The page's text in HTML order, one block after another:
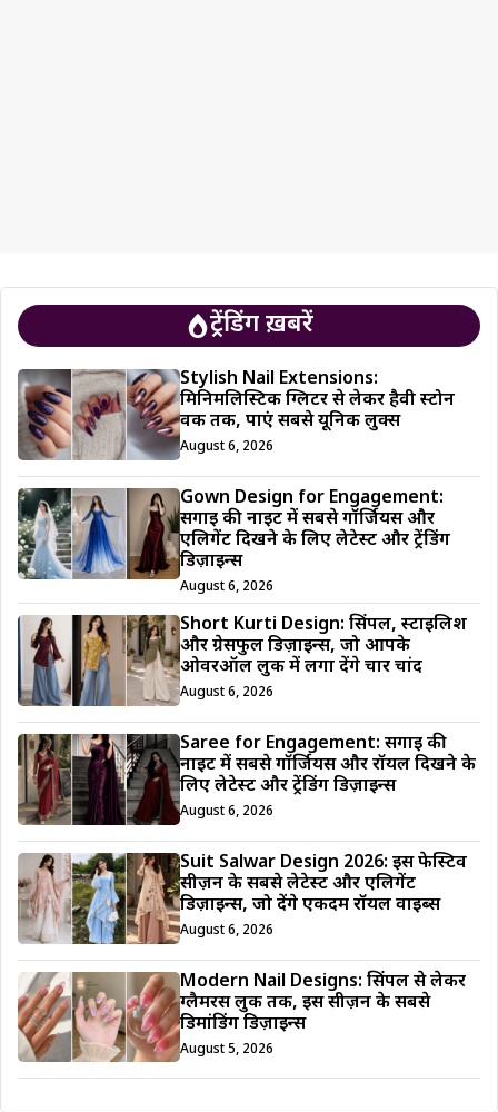
ट्रेंडिंग ख़बरें
Stylish Nail Extensions:
मिनिमलिस्टिक ग्लिटर से लेकर हैवी स्टोन
वर्क तक, पाएं सबसे यूनिक लुक्स
August 6, 2026
Gown Design for Engagement:
सगाई की नाइट में सबसे गॉर्जियस और
एलिगेंट दिखने के लिए लेटेस्ट और ट्रेंडिंग
डिज़ाइन्स
August 6, 2026
Short Kurti Design: सिंपल, स्टाइलिश
और ग्रेसफुल डिज़ाइन्स, जो आपके
ओवरऑल लुक में लगा देंगे चार चांद
August 6, 2026
Saree for Engagement: सगाई की
नाइट में सबसे गॉर्जियस और रॉयल दिखने के
लिए लेटेस्ट और ट्रेंडिंग डिज़ाइन्स
August 6, 2026
Suit Salwar Design 2026: इस फेस्टिव
सीज़न के सबसे लेटेस्ट और एलिगेंट
डिज़ाइन्स, जो देंगे एकदम रॉयल वाइब्स
August 6, 2026
Modern Nail Designs: सिंपल से लेकर
ग्लैमरस लुक तक, इस सीज़न के सबसे
डिमांडिंग डिज़ाइन्स
August 5, 2026